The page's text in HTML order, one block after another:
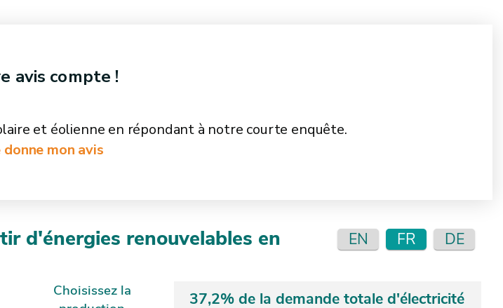
avis compte !
et éolienne en répondant à notre courte enquête.
donne mon avis